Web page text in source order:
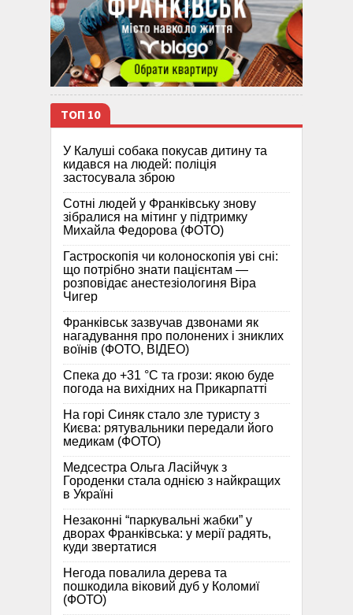
ТОП 10
У Калуші собака покусав дитину та
кидався на людей: поліція
застосувала зброю
Сотні людей у Франківську знову
зібралися на мітинг у підтримку
Михайла Федорова (ФОТО)
Гастроскопія чи колоноскопія уві сні:
що потрібно знати пацієнтам —
розповідає анестезіологиня Віра
Чигер
Франківськ зазвучав дзвонами як
нагадування про полонених і зниклих
воїнів (ФОТО, ВІДЕО)
Спека до +31 °C та грози: якою буде
погода на вихідних на Прикарпатті
На горі Синяк стало зле туристу з
Києва: рятувальники передали його
медикам (ФОТО)
Медсестра Ольга Ласійчук з
Городенки стала однією з найкращих
в Україні
Незаконні “паркувальні жабки” у
дворах Франківська: у мерії радять,
куди звертатися
Негода повалила дерева та
пошкодила віковий дуб у Коломиї
(ФОТО)